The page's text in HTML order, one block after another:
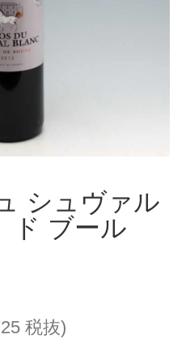
シュヴァル
ド ブール
税抜)